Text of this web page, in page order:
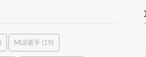
MLB選手 (19)